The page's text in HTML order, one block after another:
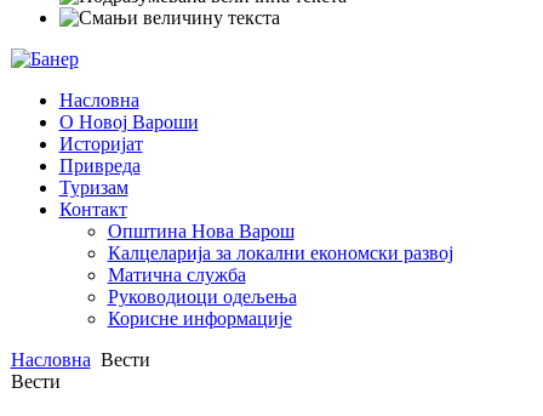
Насловна
О Новој Вароши
Историјат
Привреда
Туризам
Контакт
Општина Нова Варош
Калцеларија за локални економски развој
Матична служба
Руководиоци одељења
Корисне информације
Насловна Вести
Вести